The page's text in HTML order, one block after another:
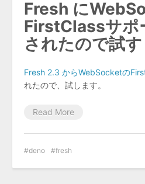
Fresh に
FirstClassサポ
されたので試す
Fresh 2.3 からWebSocketの
れたので、試します。
Read More
deno fresh